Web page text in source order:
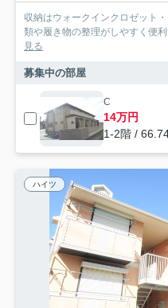
収納はウォークインクロゼット
類や履き物の整理がしやすく便
見る
募集中の部屋
C
14万円
1-2階 /
ハイツ